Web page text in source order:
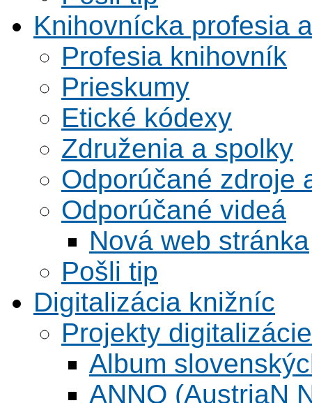
Knihovnícka profesia
Profesia knihovník
Prieskumy
Etické kódexy
Združenia a spolky
Odporúčané zdroje
Odporúčané videá
Nová web stránka
Pošli tip
Digitalizácia knižníc
Projekty digitalizácie
Album
ANNO (AustriaN